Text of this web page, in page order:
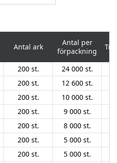
Antal ark
Antal per
förpackning
200 st.
24 000 st.
200 st.
12 600 st.
200 st.
10 000 st.
200 st.
9 000 st.
200 st.
8 000 st.
200 st.
5 000 st.
200 st.
5 000 st.